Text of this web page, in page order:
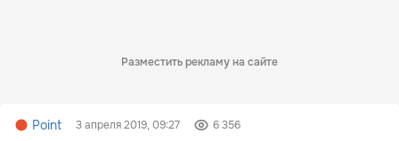
Разместить рекламу на сайте
Point 3 апреля 2019, 09:27 6 356